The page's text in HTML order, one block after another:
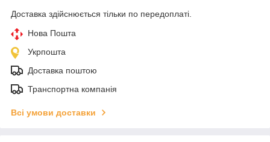
Доставка здійснюється тільки по передоплаті.
Нова Пошта
Укрпошта
Доставка поштою
Транспортна компанія
Всі умови доставки